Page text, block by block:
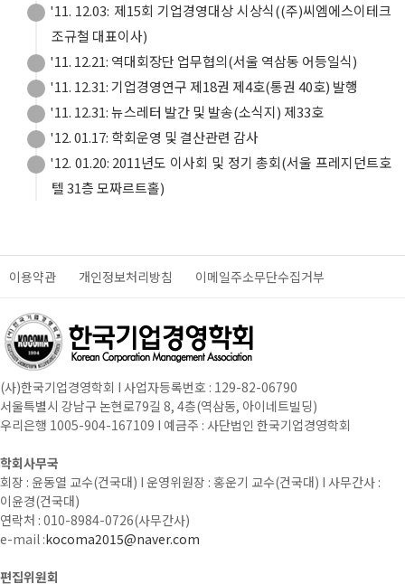
'11. 12.03: 제15회 기업경영대상 시상식((주)씨엠에스이테크
조규철 대표이사)
'11. 12.21: 역대회장단 업무협의(서울 역삼동 어등일식)
'11. 12.31: 기업경영연구 제18권 제4호(통권 40호) 발행
'11. 12.31: 뉴스레터 발간 및 발송(소식지) 제33호
'12. 01.17: 학회운영 및 결산관련 감사
'12. 01.20: 2011년도 이사회 및 정기 총회(서울 프레지던트호
텔 31층 모짜르트홀)
이용약관 개인정보처리방침 이메일주소무단수집거부
(사)한국기업경영학회 I 사업자등록번호 : 129-82-06790
서울특별시 강남구 논현로79길 8, 4층(역삼동, 아이네트빌딩)
우리은행 1005-904-167109 I 예금주 : 사단법인 한국기업경영학회
학회사무국
회장 : 윤동열 교수(건국대) I 운영위원장 : 홍운기 교수(건국대) I 사무간사 :
이윤경(건국대)
연락처 : 010-8984-0726(사무간사)
e-mail :kocoma2015@naver.com
편집위원회